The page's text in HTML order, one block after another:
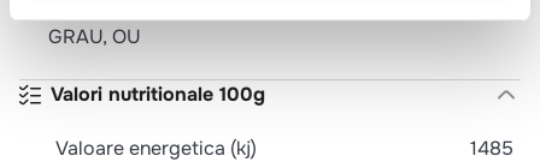
GRAU, OU
Valori nutritionale 100g
Valoare energetica (kj)
1485